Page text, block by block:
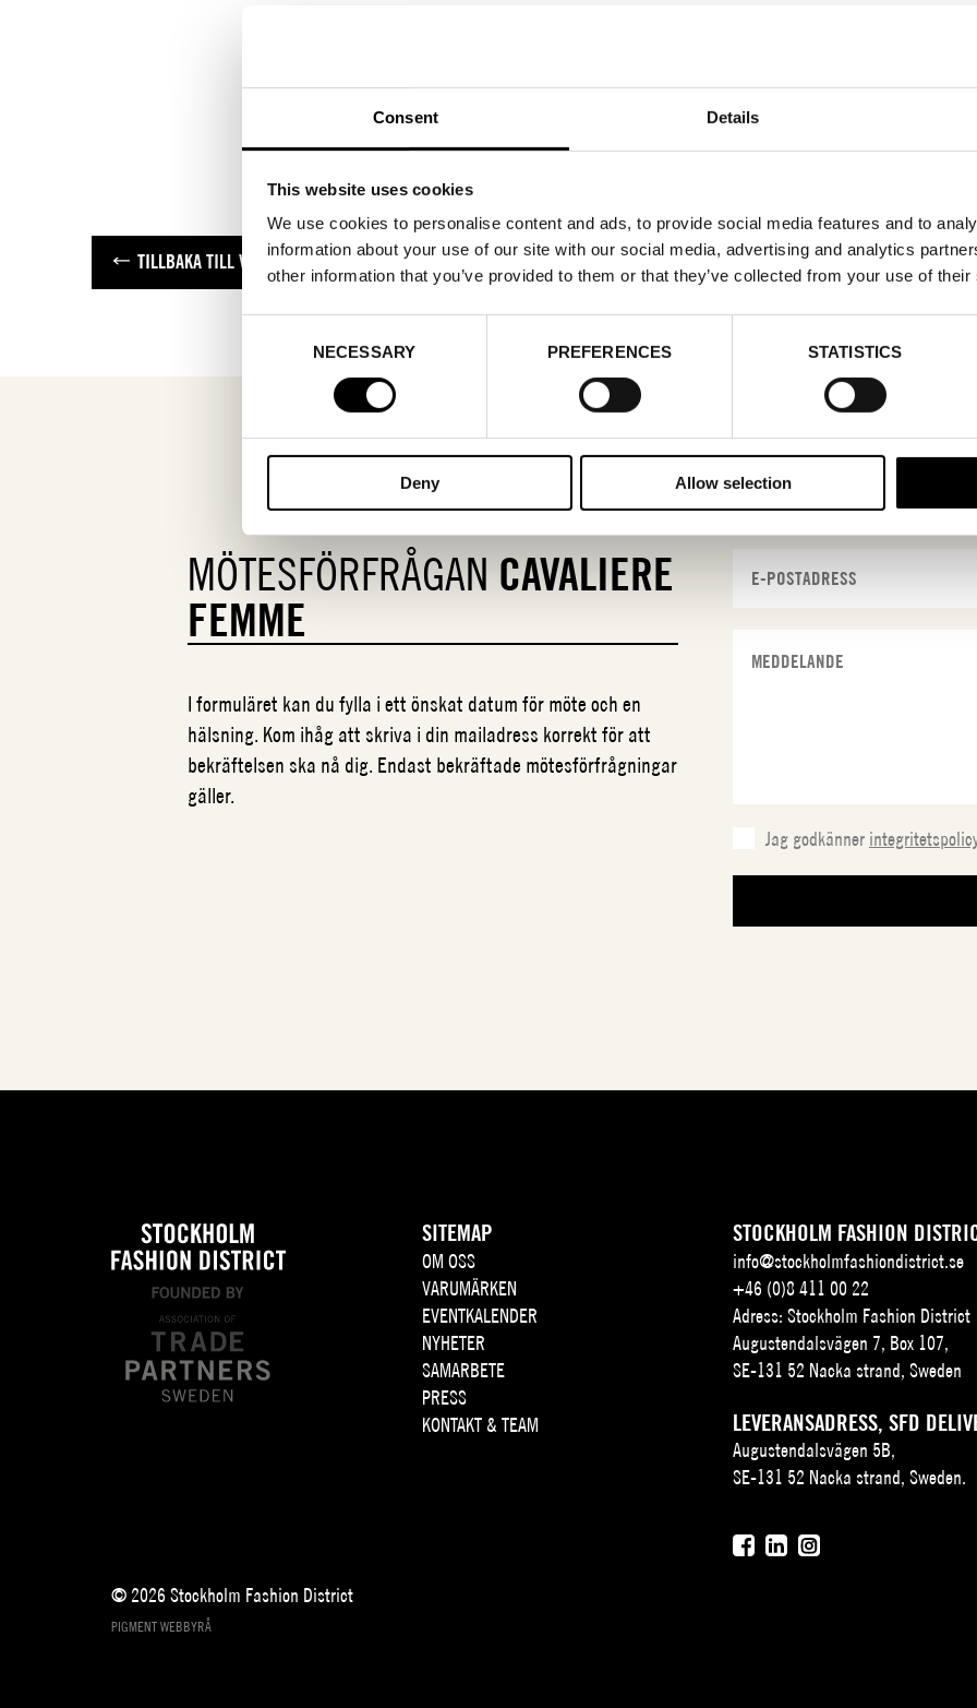
Consent Details
This website uses cookies
We use cookies to personalise content and ads, to provide social media features and to
information about your use of our site with our social media, advertising and analytics
other information that you’ve provided to them or that they’ve collected from your use of
NECESSARY PREFERENCES STATISTICS
Deny Allow selection
TILLBAKA TILL VARUMÄRKEN
MÖTESFÖRFRÅGANCAVALIERE
FEMME
I formuläret kan du fylla i ett önskat datum för möte och en
hälsning. Kom ihåg att skriva i din mailadress korrekt för att
bekräftelsen ska nå dig. Endast bekräftade mötesförfrågningar
gäller.
Jag godkänner
SITEMAP
OM OSS
VARUMÄRKEN
EVENTKALENDER
NYHETER
SAMARBETE
PRESS
KONTAKT & TEAM
STOCKHOLM FASHION
info@stockholmfashiondistrict.se
+46 (0)8 411 00 22
Adress: Stockholm Fashion District
Augustendalsvägen 7, Box 107,
SE-131 52 Nacka strand, Sweden
LEVERANSADRESS, SFD
Augustendalsvägen 5B,
SE-131 52 Nacka strand, Sweden.
© 2026 Stockholm Fashion District
PIGMENT WEBBYRÅ